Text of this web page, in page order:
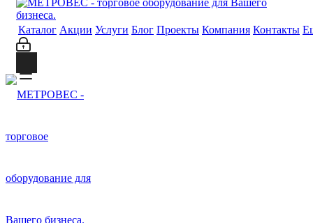
Каталог Акции Услуги Блог Проекты Компания Контакты